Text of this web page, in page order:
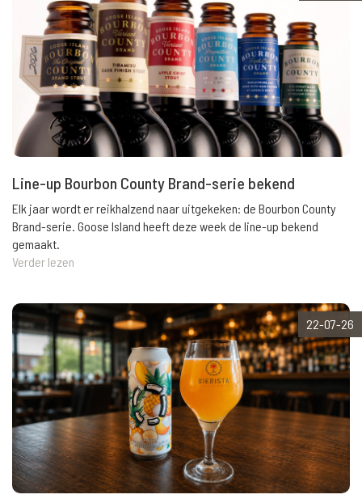
Line-up Bourbon County Brand-serie bekend
Elk jaar wordt er reikhalzend naar uitgekeken: de Bourbon County
Brand-serie. Goose Island heeft deze week de line-up bekend
gemaakt.
Verder lezen
22-07-26